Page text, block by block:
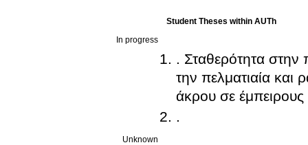
Student Theses within AUTh
In progress
. Σταθερότητα στην
την πελματιαία και
άκρου σε έμπειρους
Unknown